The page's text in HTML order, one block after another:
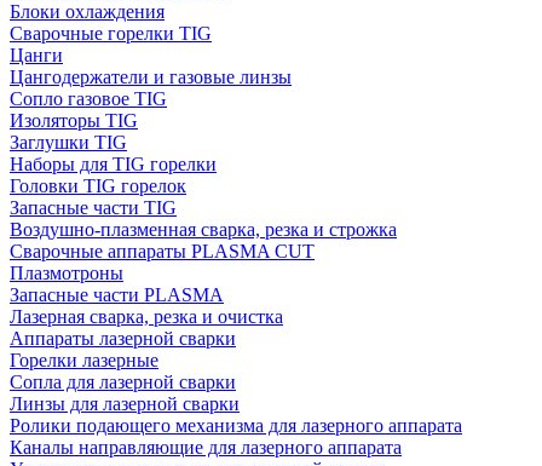
Блоки охлаждения
Сварочные горелки TIG
Цанги
Цангодержатели и газовые линзы
Сопло газовое TIG
Изоляторы TIG
Заглушки TIG
Наборы для TIG горелки
Головки TIG горелок
Запасные части TIG
Воздушно-плазменная сварка, резка и строжка
Сварочные аппараты PLASMA CUT
Плазмотроны
Запасные части PLASMA
Лазерная сварка, резка и очистка
Аппараты лазерной сварки
Горелки лазерные
Сопла для лазерной сварки
Линзы для лазерной сварки
Ролики подающего механизма для лазерного аппарата
Каналы направляющие для лазерного аппарата